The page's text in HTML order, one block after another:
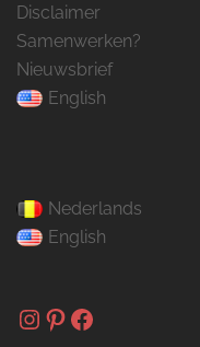
Disclaimer
Samenwerken?
Nieuwsbrief
English
Nederlands
English
Instagram
Pinterest
Facebook